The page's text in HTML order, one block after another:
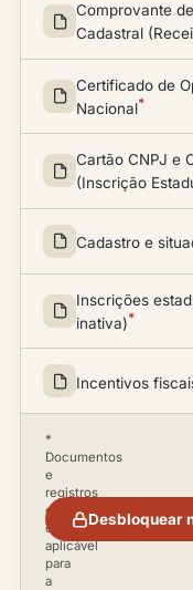
Comprovante
Cadastral
Certificado de
Nacional*
Cartão CNPJ e
(Inscrição
Cadastro e
Inscrições
inativa)*
Incentivos
*
Documentos
e
registros
disponíveis
conforme
aplicável
para
a
Desbloquear